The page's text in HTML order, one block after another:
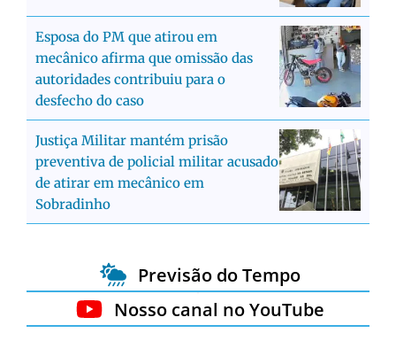
Esposa do PM que atirou em
mecânico afirma que omissão das
autoridades contribuiu para o
desfecho do caso
Justiça Militar mantém prisão
preventiva de policial militar acusado
de atirar em mecânico em
Sobradinho
Previsão do Tempo
Nosso canal no YouTube